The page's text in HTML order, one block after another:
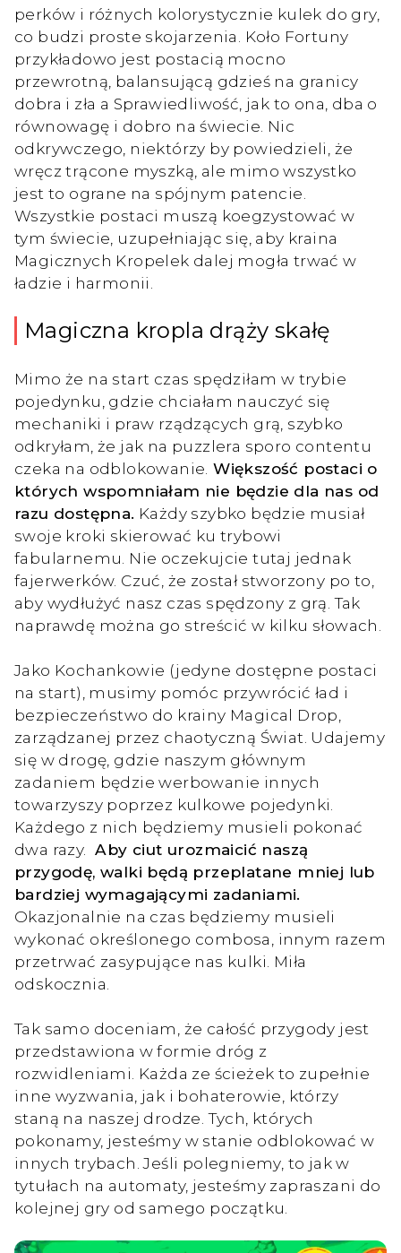
perków i różnych kolorystycznie kulek do gry,
co budzi proste skojarzenia. Koło Fortuny
przykładowo jest postacią mocno
przewrotną, balansującą gdzieś na granicy
dobra i zła a Sprawiedliwość, jak to ona, dba o
równowagę i dobro na świecie. Nic
odkrywczego, niektórzy by powiedzieli, że
wręcz trącone myszką, ale mimo wszystko
jest to ograne na spójnym patencie.
Wszystkie postaci muszą koegzystować w
tym świecie, uzupełniając się, aby kraina
Magicznych Kropelek dalej mogła trwać w
ładzie i harmonii.
Magiczna kropla drąży skałę
Mimo że na start czas spędziłam w trybie
pojedynku, gdzie chciałam nauczyć się
mechaniki i praw rządzących grą, szybko
odkryłam, że jak na puzzlera sporo contentu
czeka na odblokowanie. Większość postaci o
których wspomniałam nie będzie dla nas od
razu dostępna. Każdy szybko będzie musiał
swoje kroki skierować ku trybowi
fabularnemu. Nie oczekujcie tutaj jednak
fajerwerków. Czuć, że został stworzony po to,
aby wydłużyć nasz czas spędzony z grą. Tak
naprawdę można go streścić w kilku słowach.
Jako Kochankowie (jedyne dostępne postaci
na start), musimy pomóc przywrócić ład i
bezpieczeństwo do krainy Magical Drop,
zarządzanej przez chaotyczną Świat. Udajemy
się w drogę, gdzie naszym głównym
zadaniem będzie werbowanie innych
towarzyszy poprzez kulkowe pojedynki.
Każdego z nich będziemy musieli pokonać
dwa razy. Aby ciut urozmaicić naszą
przygodę, walki będą przeplatane mniej lub
bardziej wymagającymi zadaniami.
Okazjonalnie na czas będziemy musieli
wykonać określonego combosa, innym razem
przetrwać zasypujące nas kulki. Miła
odskocznia.
Tak samo doceniam, że całość przygody jest
przedstawiona w formie dróg z
rozwidleniami. Każda ze ścieżek to zupełnie
inne wyzwania, jak i bohaterowie, którzy
staną na naszej drodze. Tych, których
pokonamy, jesteśmy w stanie odblokować w
innych trybach. Jeśli polegniemy, to jak w
tytułach na automaty, jesteśmy zapraszani do
kolejnej gry od samego początku.